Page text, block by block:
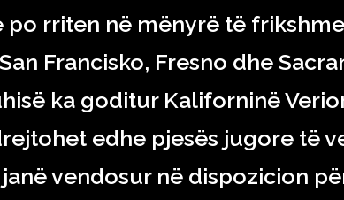
po rriten në mënyrë të
Francisko, Fresno dhe
ka goditur Kaliforninë
edhe pjesës jugore të
vendosur në dispozicion